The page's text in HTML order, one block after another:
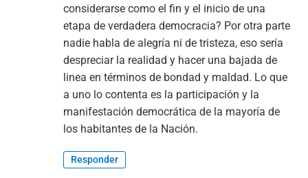
considerarse como el fin y el inicio de una
etapa de verdadera democracia? Por otra parte
nadie habla de alegría ni de tristeza, eso sería
despreciar la realidad y hacer una bajada de
linea en términos de bondad y maldad. Lo que
a uno lo contenta es la participación y la
manifestación democrática de la mayoría de
los habitantes de la Nación.
Responder